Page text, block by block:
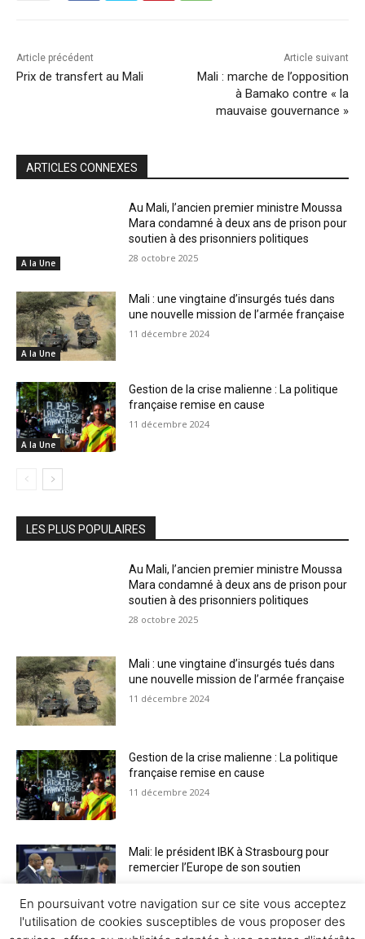
Article précédent
Prix de transfert au Mali
Article suivant
Mali : marche de l’opposition
à Bamako contre « la
mauvaise gouvernance »
ARTICLES CONNEXES
A la Une
Au Mali, l’ancien premier ministre Moussa
Mara condamné à deux ans de prison pour
soutien à des prisonniers politiques
28 octobre 2025
A la Une
Mali : une vingtaine d’insurgés tués dans
une nouvelle mission de l’armée française
11 décembre 2024
A la Une
Gestion de la crise malienne : La politique
française remise en cause
11 décembre 2024
LES PLUS POPULAIRES
Au Mali, l’ancien premier ministre Moussa
Mara condamné à deux ans de prison pour
soutien à des prisonniers politiques
28 octobre 2025
Mali : une vingtaine d’insurgés tués dans
une nouvelle mission de l’armée française
11 décembre 2024
Gestion de la crise malienne : La politique
française remise en cause
11 décembre 2024
Mali: le président IBK à Strasbourg pour
remercier l’Europe de son soutien
En poursuivant votre navigation sur ce site vous acceptez
l'utilisation de cookies susceptibles de vous proposer des